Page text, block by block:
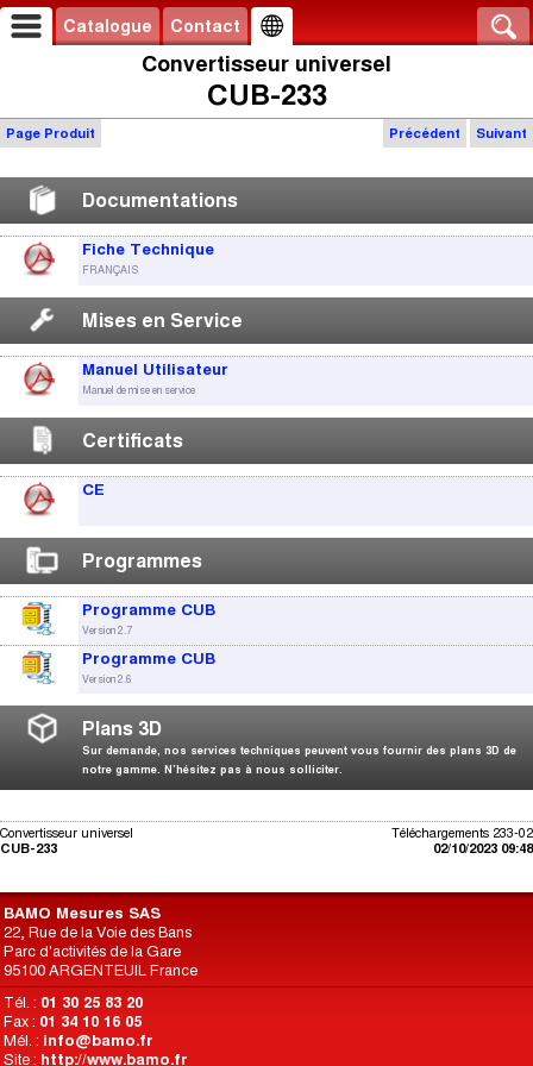
Catalogue Contact
Convertisseur universel
CUB-233
Précédent Suivant
Page Produit
Documentations
Fiche Technique
FRANÇAIS
Mises en Service
Manuel Utilisateur
Manuel de mise en service
Certificats
CE
Programmes
Programme CUB
Version 2.7
Programme CUB
Version 2.6
Plans 3D
Sur demande, nos services techniques peuvent vous fournir des plans 3D de
notre gamme. N’hésitez pas à nous solliciter.
Téléchargements 233-02
02/10/2023 09:48
Convertisseur universel
CUB-233
BAMO Mesures SAS
22, Rue de la Voie des Bans
Parc d'activités de la Gare
95100 ARGENTEUIL France
Tél. : 01 30 25 83 20
Fax : 01 34 10 16 05
Mél. : info@bamo.fr
Site : http://www.bamo.fr